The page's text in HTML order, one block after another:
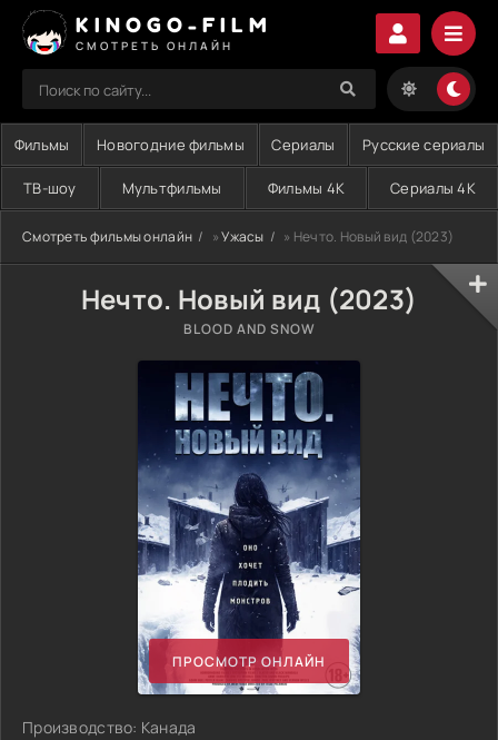
KINOGO-FILM
СМОТРЕТЬ ОНЛАЙН
Фильмы Новогодние фильмы Сериалы Русские сериалы
ТВ-шоу Мультфильмы Фильмы 4K Сериалы 4K
Смотреть фильмы онлайн »Ужасы » Нечто. Новый вид (2023)
Нечто. Новый вид (2023)
BLOOD AND SNOW
ПРОСМОТР ОНЛАЙН
Производство: Канада